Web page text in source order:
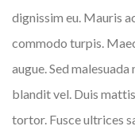
dignissim eu. Mauris
commodo turpis.
augue. Sed
blandit vel. Duis
tortor. Fusce ultrices